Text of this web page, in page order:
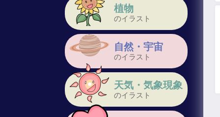
植物
のイラスト
自然・宇宙
のイラスト
天気・気象現象
のイラスト